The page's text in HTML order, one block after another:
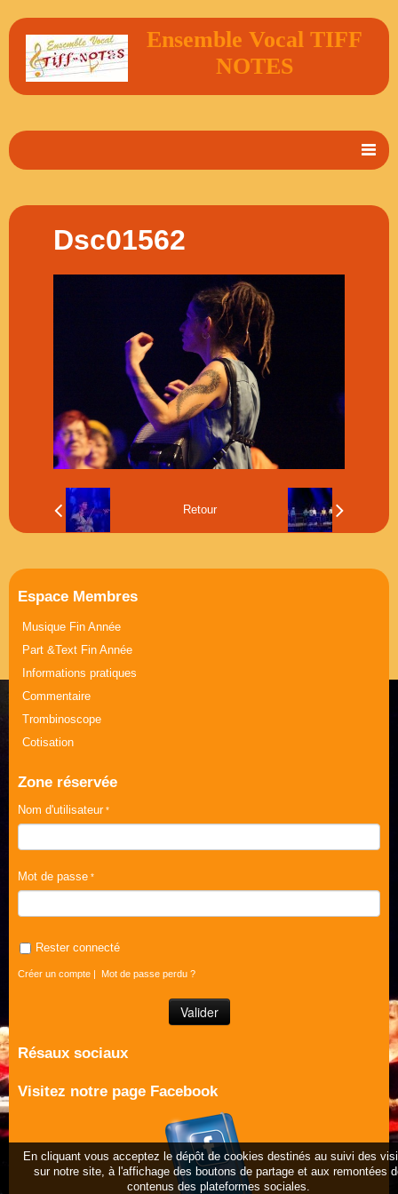
Ensemble Vocal TIFF
NOTES
Musique Journée de la Femme
Part &Text Journée de la Femme
Dsc01562
Retour
Espace Membres
Musique Fin Année
Part &Text Fin Année
Informations pratiques
Commentaire
Trombinoscope
Cotisation
Zone réservée
Nom d'utilisateur
Mot de passe
Rester connecté
Créer un compte | Mot de passe perdu ?
Résaux sociaux
Visitez notre page Facebook
En cliquant vous acceptez le dépôt de cookies destinés au suivi des
sur notre site, à l'affichage des boutons de partage et aux remontées
contenus des plateformes sociales.